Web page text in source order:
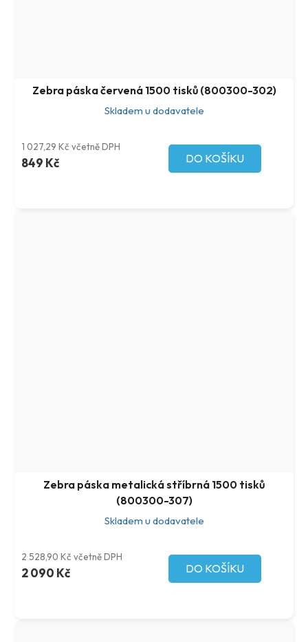
Zebra páska červená 1500 tisků (800300-302)
Skladem u dodavatele
1 027,29 Kč včetně DPH
849 Kč DO KOŠÍKU
Zebra páska metalická stříbrná 1500 tisků
(800300-307)
Skladem u dodavatele
2 528,90 Kč včetně DPH
2 090 Kč DO KOŠÍKU